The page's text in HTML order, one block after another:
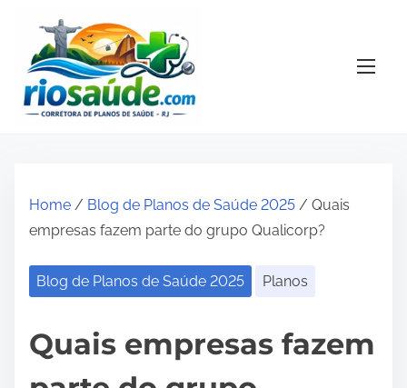
Home / Blog de Planos de Saúde 2025 / Quais
empresas fazem parte do grupo Qualicorp?
Blog de Planos de Saúde 2025 Planos
Quais empresas fazem